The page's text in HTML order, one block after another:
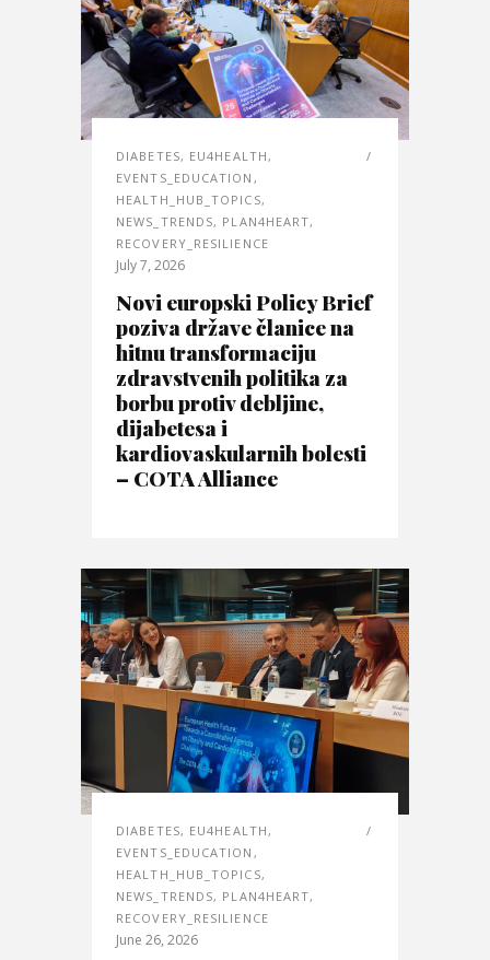
DIABETES, EU4HEALTH ,
EVENTS_EDUCATION ,
HEALTH_HUB_TOPICS,
NEWS_TRENDS, PLAN4HEART,
RECOVERY_RESILIENCE
July 7, 2026
Novi europski Policy Brief
poziva države članice na
hitnu transformaciju
zdravstvenih politika za
borbu protiv debljine,
dijabetesa i
kardiovaskularnih bolesti
– COTA Alliance
DIABETES, EU4HEALTH ,
EVENTS_EDUCATION ,
HEALTH_HUB_TOPICS,
NEWS_TRENDS, PLAN4HEART,
RECOVERY_RESILIENCE
June 26, 2026